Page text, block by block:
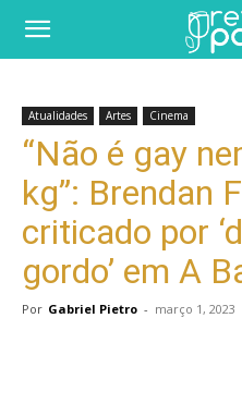
Atualidades Artes Cinema
“Não é gay
kg”: Brendan
criticado por
gordo’ em A
Por Gabriel Pietro - março 1, 2023